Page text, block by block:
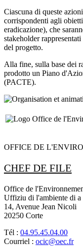
Ciascuna di queste
corrispondenti agli
eradicazione), che
stakeholder
del progetto.
Alla fine, sulla base dei
prodotto un Piano
(PACTE).
OFFICE DE
CHEF DE FILE
Office de
Uffiziu di l'ambiente di a
14, Avenue Jean Nicoli
20250 Corte
Tél : 04.95.45.04.00
Courriel : ocic@oec.fr